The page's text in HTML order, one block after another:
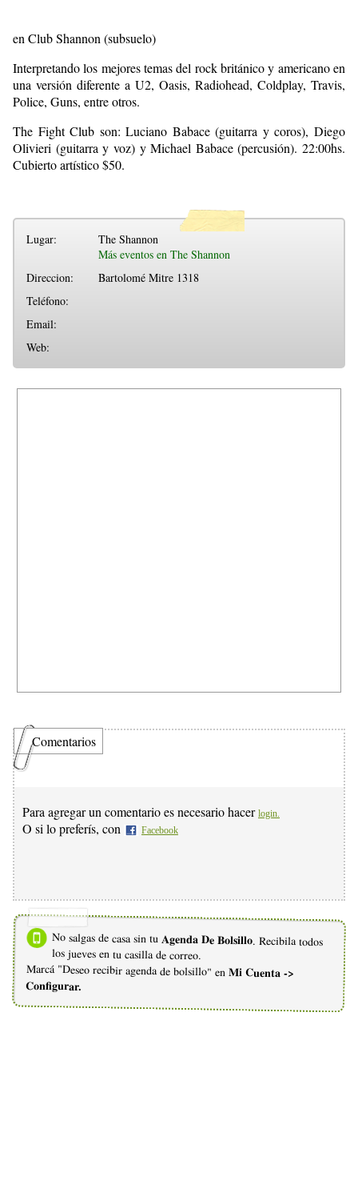
en Club Shannon (subsuelo)
Interpretando los mejores temas del rock británico y americano en
una versión diferente a U2, Oasis, Radiohead, Coldplay, Travis,
Police, Guns, entre otros.
The Fight Club son: Luciano Babace (guitarra y coros), Diego
Olivieri (guitarra y voz) y Michael Babace (percusión). 22:00hs.
Cubierto artístico $50.
Lugar:
The Shannon
Más eventos en The Shannon
Direccion:
Bartolomé Mitre 1318
Teléfono:
Email:
Web:
Comentarios
Para agregar un comentario es necesario hacer login.
O si lo preferís, con Facebook
No salgas de casa sin tu Agenda De Bolsillo. Recibila todos
los jueves en tu casilla de correo.
Marcá "Deseo recibir agenda de bolsillo" en Mi Cuenta ->
Configurar.